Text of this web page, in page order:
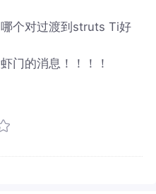
个对过渡到struts Ti好
门的消息！！！！